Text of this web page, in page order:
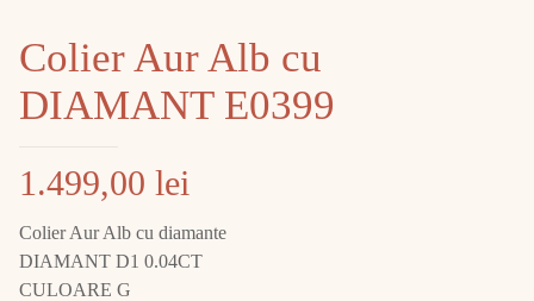
Colier Aur Alb cu
DIAMANT E0399
1.499,00 lei
Colier Aur Alb cu diamante
DIAMANT D1 0.04CT
CULOARE G